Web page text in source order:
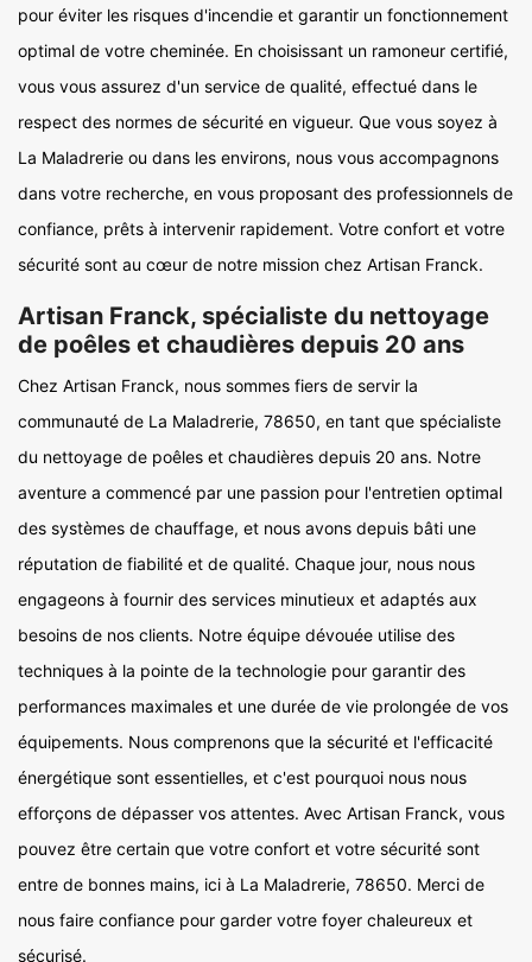
pour éviter les risques d'incendie et garantir un fonctionnement
optimal de votre cheminée. En choisissant un ramoneur certifié,
vous vous assurez d'un service de qualité, effectué dans le
respect des normes de sécurité en vigueur. Que vous soyez à
La Maladrerie ou dans les environs, nous vous accompagnons
dans votre recherche, en vous proposant des professionnels de
confiance, prêts à intervenir rapidement. Votre confort et votre
sécurité sont au cœur de notre mission chez Artisan Franck.
Artisan Franck, spécialiste du nettoyage
de poêles et chaudières depuis 20 ans
Chez Artisan Franck, nous sommes fiers de servir la
communauté de La Maladrerie, 78650, en tant que spécialiste
du nettoyage de poêles et chaudières depuis 20 ans. Notre
aventure a commencé par une passion pour l'entretien optimal
des systèmes de chauffage, et nous avons depuis bâti une
réputation de fiabilité et de qualité. Chaque jour, nous nous
engageons à fournir des services minutieux et adaptés aux
besoins de nos clients. Notre équipe dévouée utilise des
techniques à la pointe de la technologie pour garantir des
performances maximales et une durée de vie prolongée de vos
équipements. Nous comprenons que la sécurité et l'efficacité
énergétique sont essentielles, et c'est pourquoi nous nous
efforçons de dépasser vos attentes. Avec Artisan Franck, vous
pouvez être certain que votre confort et votre sécurité sont
entre de bonnes mains, ici à La Maladrerie, 78650. Merci de
nous faire confiance pour garder votre foyer chaleureux et
sécurisé.